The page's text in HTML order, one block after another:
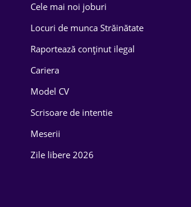
Drept
Educație / Training
Energetică
Farma
Cele mai noi joburi
Locuri de munca Străinătate
Raportează conținut ilegal
Cariera
Model CV
Scrisoare de intentie
Meserii
Zile libere 2026